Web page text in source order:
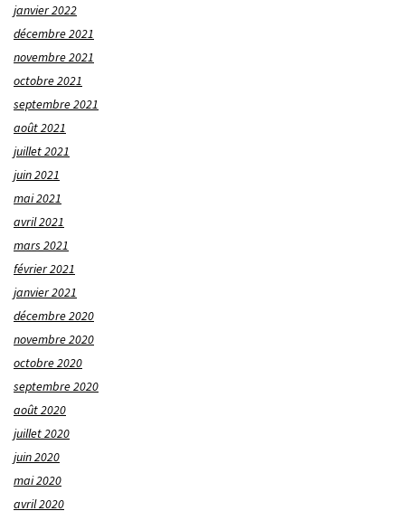
janvier 2022
décembre 2021
novembre 2021
octobre 2021
septembre 2021
août 2021
juillet 2021
juin 2021
mai 2021
avril 2021
mars 2021
février 2021
janvier 2021
décembre 2020
novembre 2020
octobre 2020
septembre 2020
août 2020
juillet 2020
juin 2020
mai 2020
avril 2020